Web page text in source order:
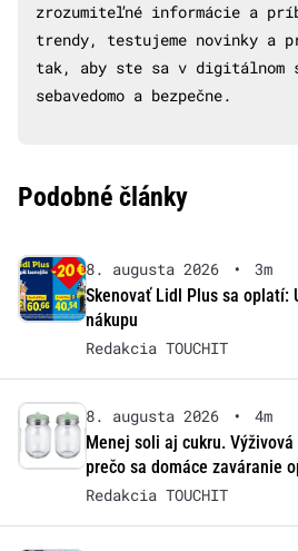
zrozumiteľné informácie a
trendy, testujeme novinky a
tak, aby ste sa v
sebavedomo a bezpečne.
Podobné články
8. augusta 2026 •
3m
Skenovať Lidl Plus sa oplatí:
nákupu
Redakcia TOUCHIT
8. augusta 2026 •
4m
Menej soli aj cukru.
prečo sa domáce zaváranie
Redakcia TOUCHIT